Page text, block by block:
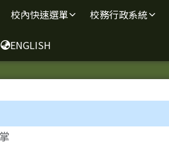
校內快速選單 校務行政系統
ENGLISH